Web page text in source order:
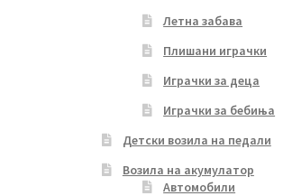
Летна забава
Плишани играчки
Играчки за деца
Играчки за бебиња
Детски возила на педали
Возила на акумулатор
Автомобили